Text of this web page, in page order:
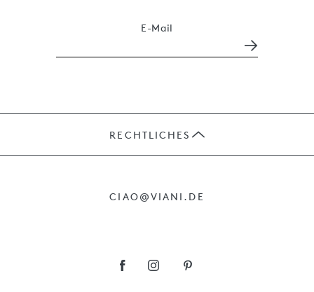
E-Mail
RECHTLICHES
CIAO@VIANI.DE